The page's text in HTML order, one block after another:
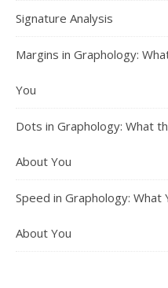
Signature Analysis
Margins in Graphology:
You
Dots in Graphology: What
About You
Speed in Graphology: What
About You